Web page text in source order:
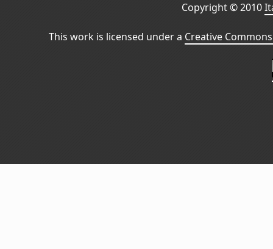
Copyright © 2010
This work is licensed under a Creative